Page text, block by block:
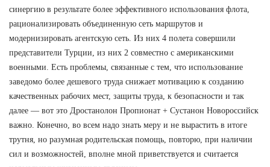
синергию в результате более эффективного использования флота,
рационализировать объединенную сеть маршрутов и
модернизировать агентскую сеть. Из них 4 полета совершили
представители Турции, из них 2 совместно с американскими
военными. Есть проблемы, связанные с тем, что использование
заведомо более дешевого труда снижает мотивацию к созданию
качественных рабочих мест, защиты труда, к безопасности и так
далее — вот это Дростанолон Пропионат + Сустанон Новороссийск
важно. Конечно, во всем надо знать меру и не вырастить в итоге
трутня, но разумная родительская помощь, повторю, при наличии
сил и возможностей, вполне мной приветствуется и считается